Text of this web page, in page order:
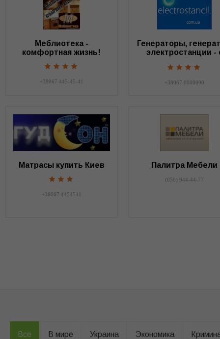
Меблиотека -
комфортная жизнь!
+38067 445-45-41
Генераторы,
электростанции -
+38067 0000000
Матрасы купить Киев
+38067 4454541
Палитра Мебели
(050) 944-44-77
Все В мире Украина Экономика